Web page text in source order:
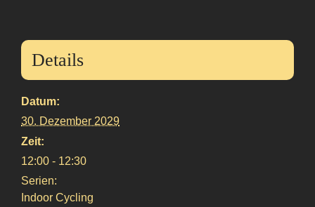
Details
Datum:
30. Dezember 2029
Zeit:
12:00 - 12:30
Serien:
Indoor Cycling